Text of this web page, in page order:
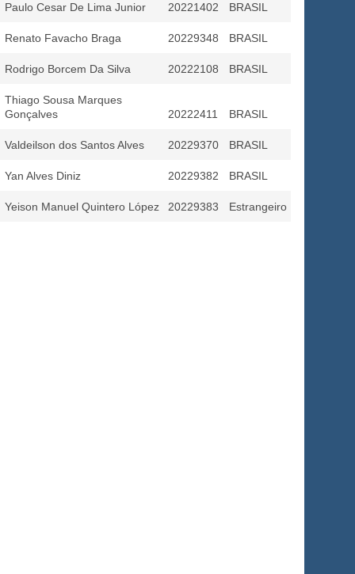
Paulo Cesar De Lima Junior 20221402 BRASIL
Renato Favacho Braga 20229348 BRASIL
Rodrigo Borcem Da Silva 20222108 BRASIL
Thiago Sousa Marques
Gonçalves
20222411 BRASIL
Valdeilson dos Santos Alves 20229370 BRASIL
Yan Alves Diniz 20229382 BRASIL
Yeison Manuel Quintero López 20229383 Estrangeiro